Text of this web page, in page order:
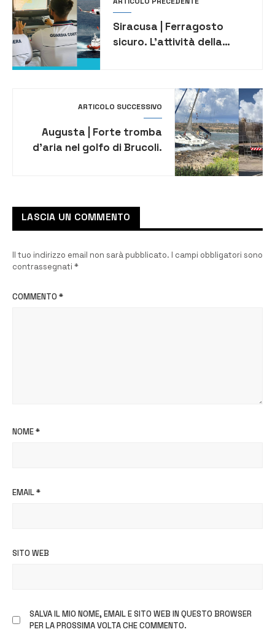
Siracusa | Ferragosto
sicuro. L’attività della
ARTICOLO SUCCESSIVO
Augusta | Forte tromba
d’aria nel golfo di Brucoli.
LASCIA UN COMMENTO
Il tuo indirizzo email non sarà pubblicato. I campi obbligatori sono
contrassegnati *
COMMENTO *
NOME*
EMAIL*
SITO WEB
SALVA IL MIO NOME, EMAIL E SITO WEB IN QUESTO BROWSER
PER LA PROSSIMA VOLTA CHE COMMENTO.